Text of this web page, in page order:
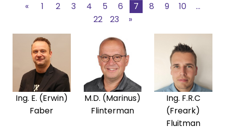
« 1 2 3 4 5 6 7 8 9 10
...
22
23 »
Ing. E. (Erwin)
Faber
M.D. (Marinus)
Flinterman
Ing. F.R.C
(Freark)
Fluitman